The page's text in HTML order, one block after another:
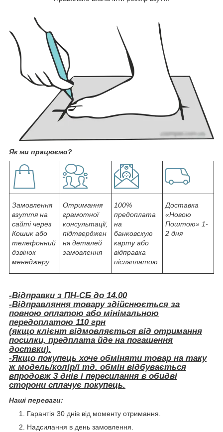
Як ми працюємо?
Замовлення
взуття на
сайті через
Кошик або
телефонний
дзвінок
менеджеру
Отримання
грамотної
консультації,
підтверджен
ня деталей
замовлення
100%
предоплата
на
банковскую
карту або
відправка
післяплатою
Доставка
«Новою
Поштою» 1-
2 дня
-Відправки з ПН-СБ до 14.00
-Відправляння товару здійснюється за
повною оплатою або мінімальною
передоплатою 110 грн
(якщо клієнт відмовляється від отримання
посилки, предплата йде на погашення
доствки).
-Якщо покупець хоче обміняти товар на таку
ж модель/колір/і тд. обмін відбувається
впродовж 3 днів і пересилання в обидві
сторони сплачує покупець.
Наші переваги:
Гарантія 30 днів від моменту отримання.
Надсилання в день замовлення.